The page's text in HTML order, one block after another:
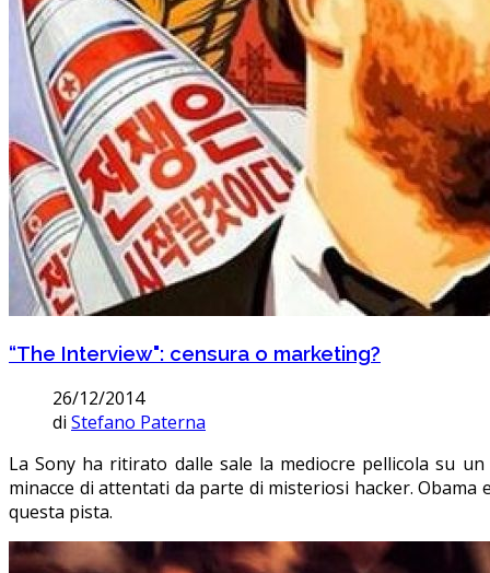
“The Interview": censura o marketing?
26/12/2014
di Stefano Paterna
La Sony ha ritirato dalle sale la mediocre pellicola su
minacce di attentati da parte di misteriosi hacker.
questa pista.